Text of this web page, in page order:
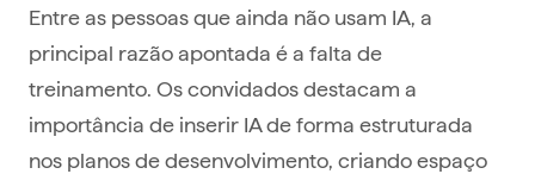
Entre as pessoas que ainda não usam IA, a
principal razão apontada é a falta de
treinamento. Os convidados destacam a
importância de inserir IA de forma estruturada
nos planos de desenvolvimento, criando espaço